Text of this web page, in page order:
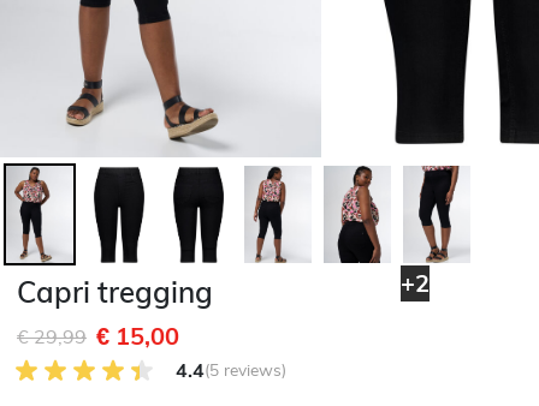
+2
Capri tregging
Afgeprijsd van
€ 29,99naar
€ 15,00
4.4 van 5 Klantenbeoordeling
4.4(5 reviews)